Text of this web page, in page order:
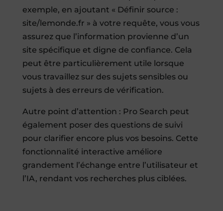
exemple, en ajoutant « Définir source :
site/lemonde.fr » à votre requête, vous vous
assurez que l’information provienne d’un
site spécifique et digne de confiance. Cela
peut être particulièrement utile lorsque
vous travaillez sur des sujets sensibles ou
sujets à des erreurs de vérification.
Autre point d’attention : Pro Search peut
également poser des questions de suivi
pour clarifier encore plus vos besoins. Cette
fonctionnalité interactive améliore
grandement l’échange entre l’utilisateur et
l’IA, rendant vos recherches plus ciblées.